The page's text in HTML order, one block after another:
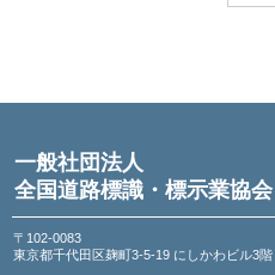
一般社団法人
全国道路標識・標示業協会
〒102-0083
東京都千代田区麹町3-5-19 にしかわビル3階